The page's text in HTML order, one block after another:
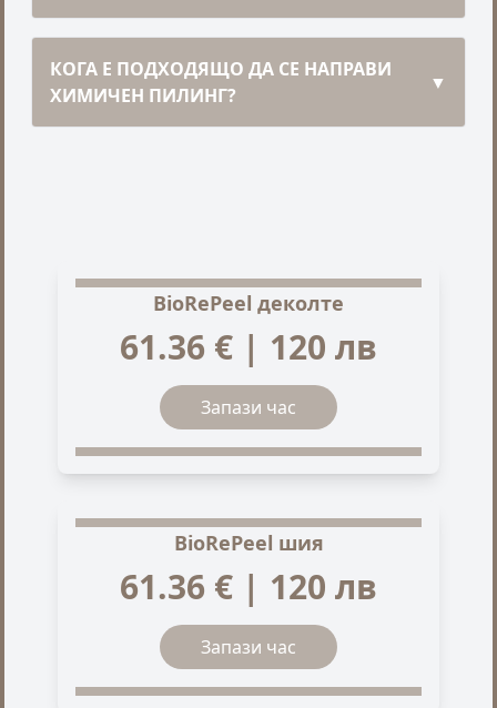
КОГА Е ПОДХОДЯЩО ДА СЕ НАПРАВИ
ХИМИЧЕН ПИЛИНГ?
▼
BioRePeel деколте
61.36 € | 120 лв
Запази час
BioRePeel шия
61.36 € | 120 лв
Запази час